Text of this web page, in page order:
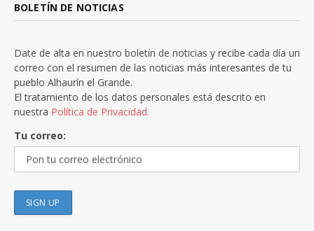
BOLETÍN DE NOTICIAS
Date de alta en nuestro boletín de noticias y recibe cada día un
correo con el resumen de las noticias más interesantes de tu
pueblo Alhaurín el Grande.
El tratamiento de los datos personales está descrito en
nuestra Política de Privacidad.
Tu correo: